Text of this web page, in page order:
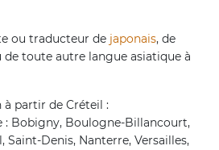
ou traducteur de japonais, de
de toute autre langue asiatique à
à partir de Créteil :
: Bobigny, Boulogne-Billancourt,
Denis, Nanterre, Versailles,